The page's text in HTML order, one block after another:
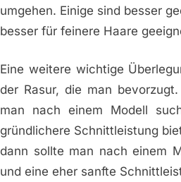
umgehen. Einige sind besser
besser für feinere Haare
Eine weitere wichtige
der Rasur, die man
man nach einem Modell
gründlichere Schnittleistung
dann sollte man nach einem
und eine eher sanfte